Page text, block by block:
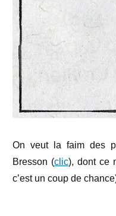
On veut la faim des
Bresson (clic), dont ce
c’est un coup de